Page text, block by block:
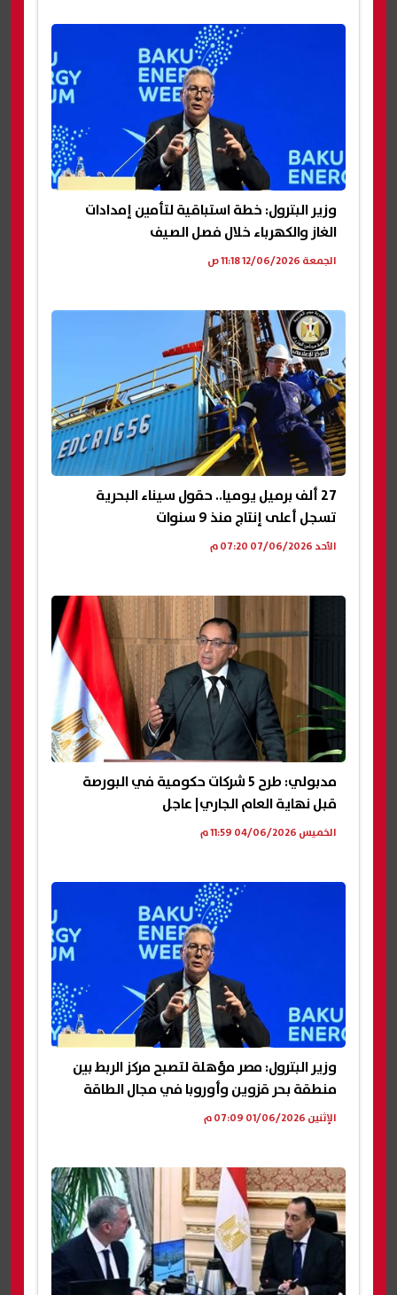
وزير البترول: خطة استباقية لتأمين إمدادات
الغاز والكهرباء خلال فصل الصيف
الجمعة 12/06/2026 11:18 ص
27 ألف برميل يوميا.. حقول سيناء البحرية
تسجل أعلى إنتاج منذ 9 سنوات
الأحد 07/06/2026 07:20 م
مدبولي: طرح 5 شركات حكومية في البورصة
قبل نهاية العام الجاري| عاجل
الخميس 04/06/2026 11:59 م
وزير البترول: مصر مؤهلة لتصبح مركز الربط بين
منطقة بحر قزوين وأوروبا في مجال الطاقة
الإثنين 01/06/2026 07:09 م